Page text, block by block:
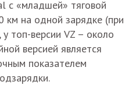
с «младшей» тяговой
км на одной зарядке (при
топ-версии VZ – около
версией является
показателем